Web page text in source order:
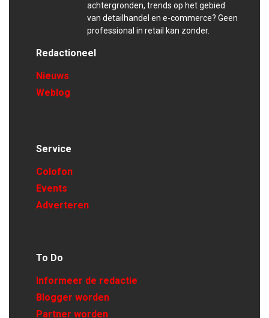
achtergronden, trends op het gebied
van detailhandel en e-commerce? Geen
professional in retail kan zonder.
Redactioneel
Nieuws
Weblog
Service
Colofon
Events
Adverteren
To Do
Informeer de redactie
Blogger worden
Partner worden